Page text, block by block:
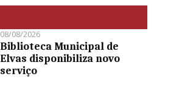
08/08/2026
Biblioteca Municipal de
Elvas disponibiliza novo
serviço